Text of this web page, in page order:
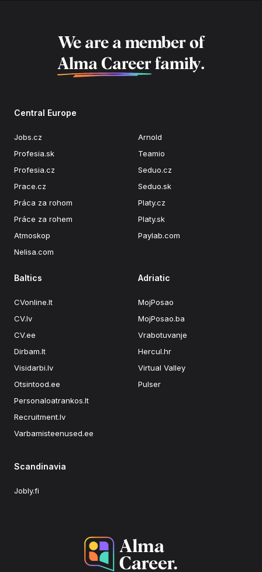
We are a member of
Alma Career family.
Central Europe
Jobs.cz
Profesia.sk
Profesia.cz
Prace.cz
Práca za rohom
Práce za rohem
Atmoskop
Nelisa.com
Arnold
Teamio
Seduo.cz
Seduo.sk
Platy.cz
Platy.sk
Paylab.com
Baltics
CVonline.lt
CV.lv
CV.ee
Dirbam.lt
Visidarbi.lv
Otsintood.ee
Personaloatrankos.lt
Recruitment.lv
Varbamisteenused.ee
Adriatic
MojPosao
MojPosao.ba
Vrabotuvanje
Hercul.hr
Virtual Valley
Pulser
Scandinavia
Jobly.fi